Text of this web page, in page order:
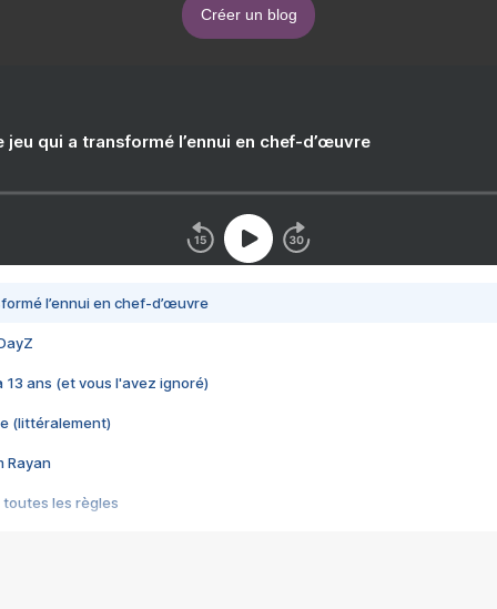
Créer un blog
jeu qui a transformé l’ennui en chef-d’œuvre
l’ennui en chef-d’œuvre
13 ans (et vous l'avez ignoré)
(littéralement)
Rayan
toutes les règles